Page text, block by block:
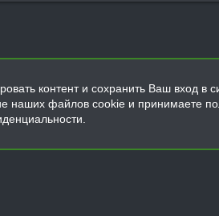
контент и сохранить Ваш вход в
наших файлов cookie и принимаете